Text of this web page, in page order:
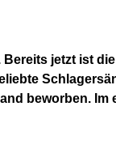
jetzt ist
beworben. Im